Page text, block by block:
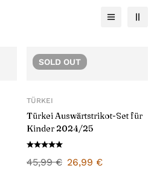
SOLD OUT
TÜRKEI
Türkei Auswärtstrikot-Set für
Kinder 2024/25
45,99€ 26,99 €